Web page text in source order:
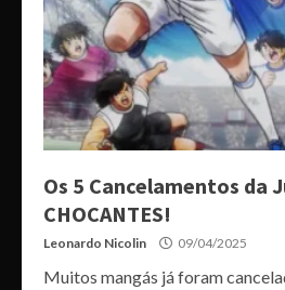
Os 5 Cancelamentos da
CHOCANTES!
Leonardo Nicolin 09/04/2025
Muitos mangás já foram